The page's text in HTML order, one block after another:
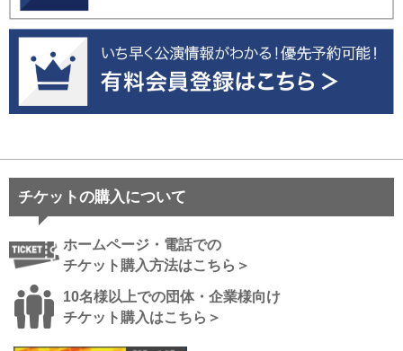
チケットの購入について
ホームページ・電話での
チケット購入方法はこちら＞
10名様以上での団体・企業様向け
チケット購入はこちら＞